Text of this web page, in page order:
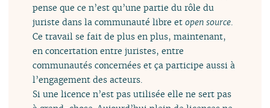
pense que ce n’est qu’une partie du rôle du
juriste dans la communauté libre etopen source.
Ce travail se fait de plus en plus, maintenant,
en concertation entre juristes, entre
communautés concernées et ça participe aussi à
l’engagement des acteurs.
Si une licence n’est pas utilisée elle ne sert pas